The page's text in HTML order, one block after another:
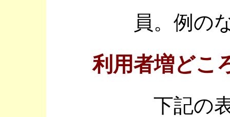
員。例の
利用者増どこ
下記の